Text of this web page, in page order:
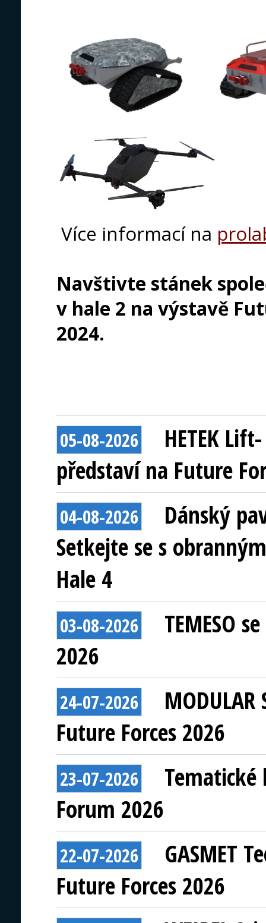
Více informací na
Navštivte stánek
v hale 2 na výstavě
2024.
05-08-2026
HETEK
představí na Future
04-08-2026
Dánský
Setkejte se s
Hale 4
03-08-2026
TEMESO
2026
24-07-2026
Future Forces 2026
23-07-2026
Tematické
Forum 2026
22-07-2026
GASMET
Future Forces 2026